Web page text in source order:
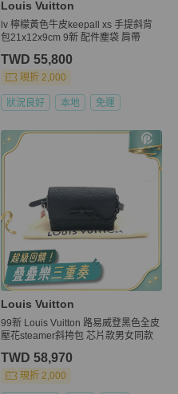
Louis Vuitton
lv 檸檬黃色牛皮keepall xs 手提斜背
包21x12x9cm 9新 配件塵袋 肩帶
TWD 55,800
現折 2,000
狀況良好 本地 免運
Louis Vuitton
99新 Louis Vuitton 路易威登黑色全皮
壓花steamer斜挎包 芯片款男女同款
TWD 58,970
現折 2,000